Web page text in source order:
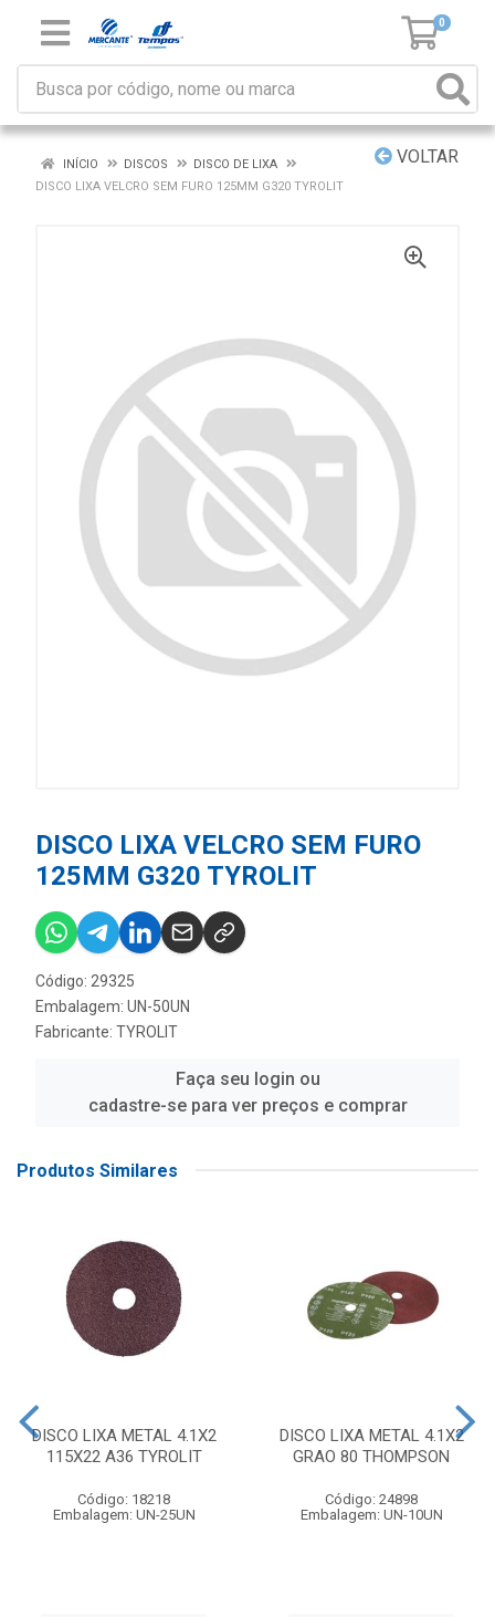
0
VOLTAR
INÍCIO DISCOS
DISCO DE LIXA
DISCO LIXA VELCRO SEM FURO 125MM G320 TYROLIT
DISCO LIXA VELCRO SEM FURO
125MM G320 TYROLIT
Código: 29325
Embalagem: UN-50UN
Fabricante: TYROLIT
Faça seu login ou
cadastre-se para ver preços e comprar
Produtos Similares
DISCO LIXA METAL 4.1X2
115X22 A36 TYROLIT
Código: 18218
Embalagem: UN-25UN
DISCO LIXA METAL 4.1X2
GRAO 80 THOMPSON
Código: 24898
Embalagem: UN-10UN